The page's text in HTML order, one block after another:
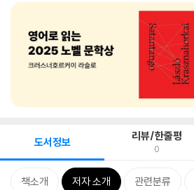
도서정보 리뷰/한줄평
0
책소개 저자 소개 관련분류